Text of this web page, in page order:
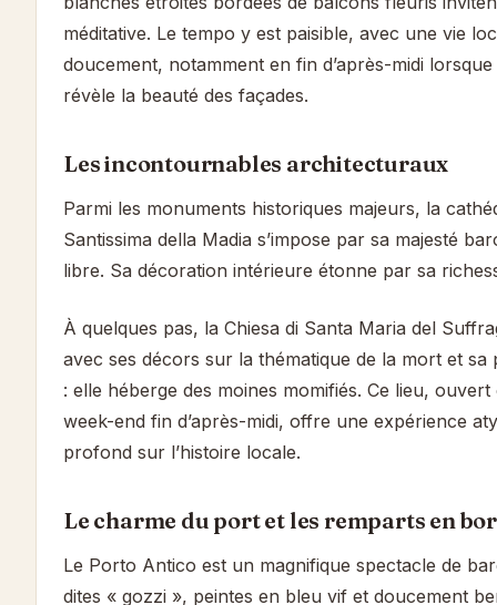
méditative. Le tempo y est paisible, avec une vie
doucement, notamment en fin d’après-midi
révèle la beauté des façades.
Les incontournables architecturaux
Parmi les monuments historiques majeurs, la
Santissima della Madia s’impose par sa majesté
libre. Sa décoration intérieure étonne par sa
À quelques pas, la Chiesa di Santa Maria del
avec ses décors sur la thématique de la mort et sa
: elle héberge des moines momifiés. Ce lieu,
week-end fin d’après-midi, offre une expérience
profond sur l’histoire locale.
Le charme du port et les remparts en
Le Porto Antico est un magnifique spectacle de
dites « gozzi », peintes en bleu vif et doucement